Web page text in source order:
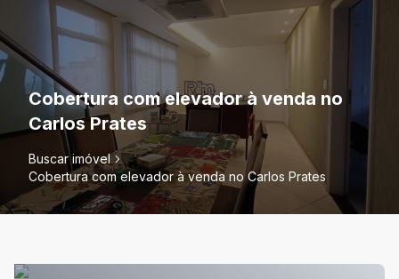
Cobertura com elevador à venda no
Carlos Prates
Buscar imóvel
Cobertura com elevador à venda no Carlos Prates